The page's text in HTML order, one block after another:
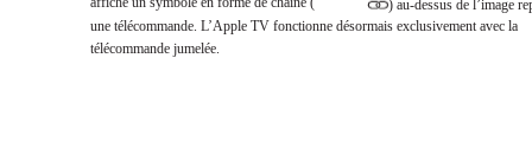
) au-dessus de l’image
une télécommande. L’Apple TV fonctionne désormais exclusivement avec la
télécommande jumelée.